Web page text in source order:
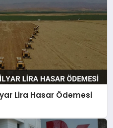
Lira Hasar Ödemesi